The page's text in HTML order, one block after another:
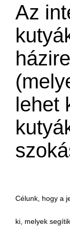
Az
lehet
Célunk, hogy a
ki, melyek